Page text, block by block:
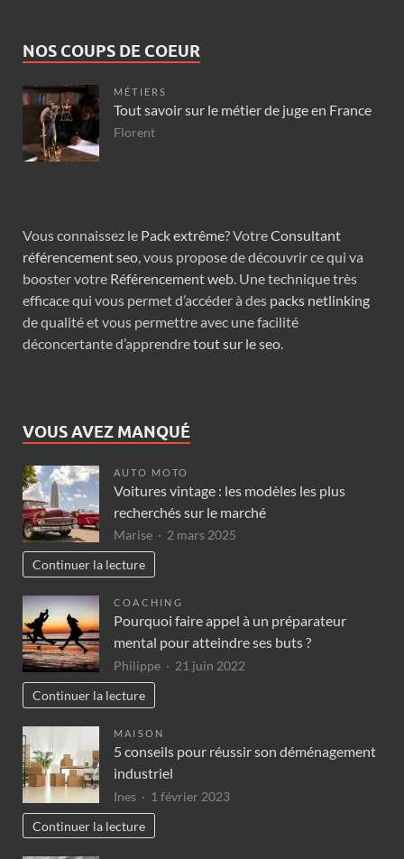
NOS COUPS DE COEUR
MÉTIERS
Tout savoir sur le métier de juge en France
Florent
Vous connaissez le Pack extrême? VotreConsultant
référencement seo , vous propose de découvrir ce qui va
booster votre Référencement web . Une technique très
efficace qui vous permet d’accéder à des packs netlinking
de qualité et vous permettre avec une facilité
déconcertante d’apprendretout sur le seo
VOUS AVEZ MANQUÉ
AUTO MOTO
Voitures vintage : les modèles les plus
recherchés sur le marché
Marise
2 mars 2025
Continuer la lecture
COACHING
Pourquoi faire appel à un préparateur
mental pour atteindre ses buts ?
Philippe
21 juin 2022
Continuer la lecture
MAISON
5 conseils pour réussir son déménagement
industriel
Ines
1 février 2023
Continuer la lecture